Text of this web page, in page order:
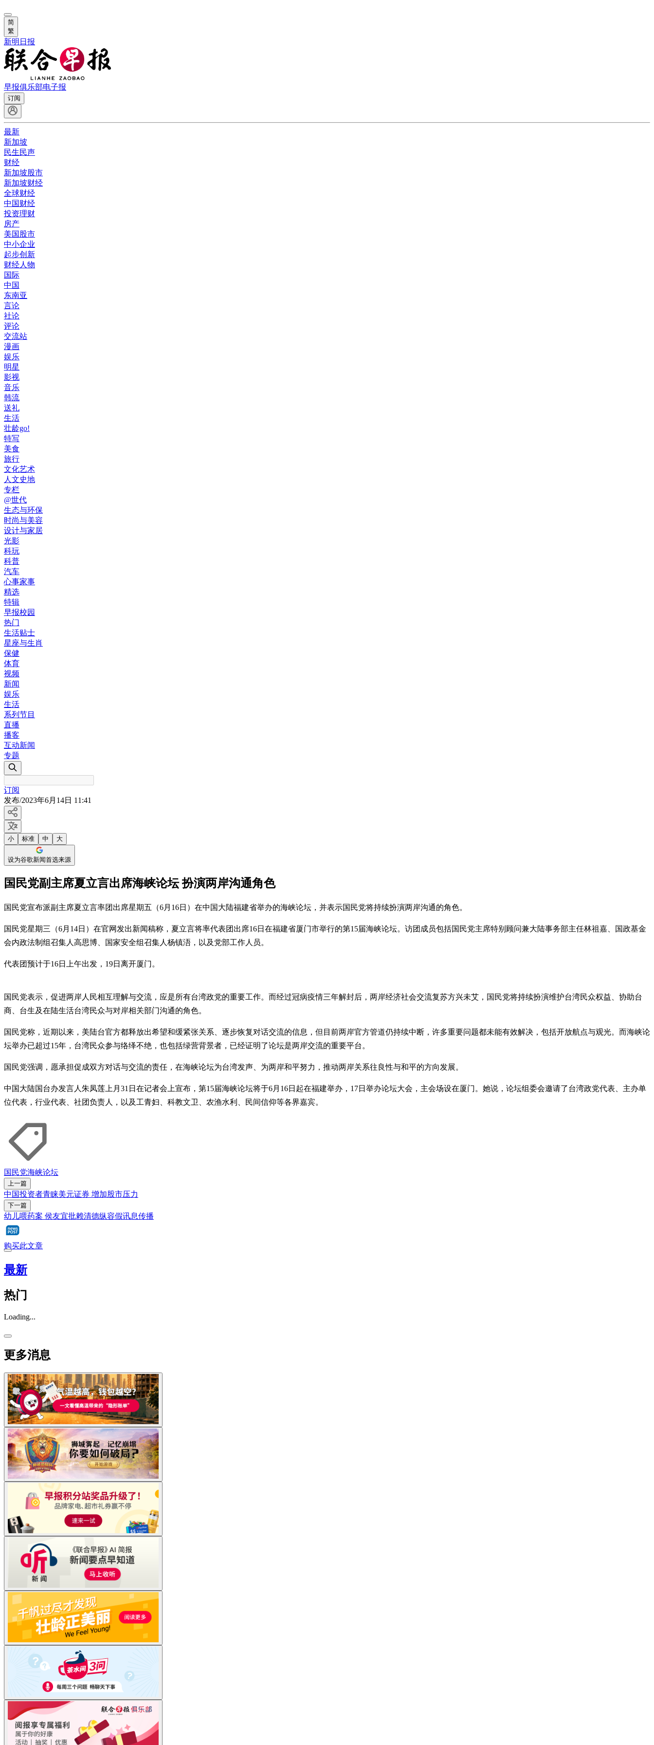
简
繁
新明日报
早报俱乐部电子报
订阅
最新
新加坡
民生民声
财经
新加坡股市
新加坡财经
全球财经
中国财经
投资理财
房产
美国股市
中小企业
起步创新
财经人物
国际
中国
东南亚
言论
社论
评论
交流站
漫画
娱乐
明星
影视
音乐
韩流
送礼
生活
壮龄go!
特写
美食
旅行
文化艺术
人文史地
专栏
@世代
生态与环保
时尚与美容
设计与家居
光影
科玩
科普
汽车
心事家事
精选
特辑
早报校园
热门
生活贴士
星座与生肖
保健
体育
视频
新闻
娱乐
生活
系列节目
直播
播客
互动新闻
专题
订阅
发布/2023年6月14日 11:41
小 标准 中 大
设为谷歌新闻首选来源
国民党副主席夏立言出席海峡论坛 扮演两岸沟通角色
国民党宣布派副主席夏立言率团出席星期五（6月16日）在中国大陆福建省举办的海峡论坛，并表示国民党将持续扮演两岸沟通的角色。
国民党星期三（6月14日）在官网发出新闻稿称，夏立言将率代表团出席16日在福建省厦门市举行的第15届海峡论坛。访团成员包括国民党主席特别顾问兼大陆事务部主任林祖嘉、国政基金
会内政法制组召集人高思博、国家安全组召集人杨镇浯，以及党部工作人员。
代表团预计于16日上午出发，19日离开厦门。
国民党表示，促进两岸人民相互理解与交流，应是所有台湾政党的重要工作。而经过冠病疫情三年解封后，两岸经济社会交流复苏方兴未艾，国民党将持续扮演维护台湾民众权益、协助台
商、台生及在陆生活台湾民众与对岸相关部门沟通的角色。
国民党称，近期以来，美陆台官方都释放出希望和缓紧张关系、逐步恢复对话交流的信息，但目前两岸官方管道仍持续中断，许多重要问题都未能有效解决，包括开放航点与观光。而海峡论
坛举办已超过15年，台湾民众参与络绎不绝，也包括绿营背景者，已经证明了论坛是两岸交流的重要平台。
国民党强调，愿承担促成双方对话与交流的责任，在海峡论坛为台湾发声、为两岸和平努力，推动两岸关系往良性与和平的方向发展。
中国大陆国台办发言人朱凤莲上月31日在记者会上宣布，第15届海峡论坛将于6月16日起在福建举办，17日举办论坛大会，主会场设在厦门。她说，论坛组委会邀请了台湾政党代表、主办单
位代表，行业代表、社团负责人，以及工青妇、科教文卫、农渔水利、民间信仰等各界嘉宾。
国民党海峡论坛
上一篇
中国投资者青睐美元证券 增加股市压力
下一篇
幼儿喂药案 侯友宜批赖清德纵容假讯息传播
购买此文章
最新
热门
Loading...
更多消息